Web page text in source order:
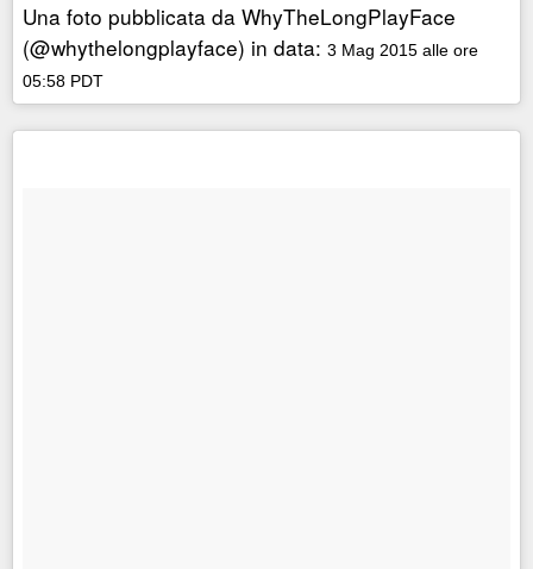
Una foto pubblicata da WhyTheLongPlayFace
(@whythelongplayface) in data: 3 Mag 2015 alle ore
05:58 PDT